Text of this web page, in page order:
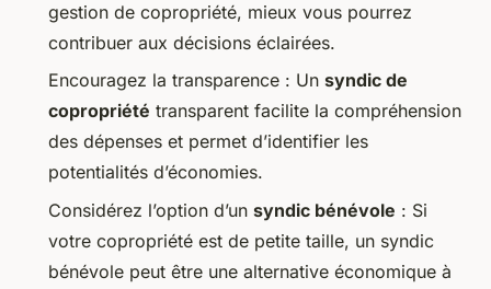
gestion de copropriété, mieux vous pourrez
contribuer aux décisions éclairées.
Encouragez la transparence : Un syndic de
copropriété transparent facilite la compréhension
des dépenses et permet d’identifier les
potentialités d’économies.
Considérez l’option d’un syndic bénévole : Si
votre copropriété est de petite taille, un syndic
bénévole peut être une alternative économique à